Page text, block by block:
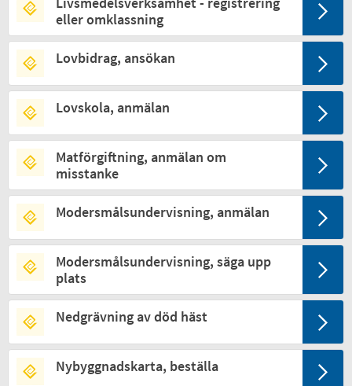
eller omklassning
Lovbidrag, ansökan
Lovskola, anmälan
Matförgiftning, anmälan om
misstanke
Modersmålsundervisning, anmälan
Modersmålsundervisning, säga upp
plats
Nedgrävning av död häst
Nybyggnadskarta, beställa